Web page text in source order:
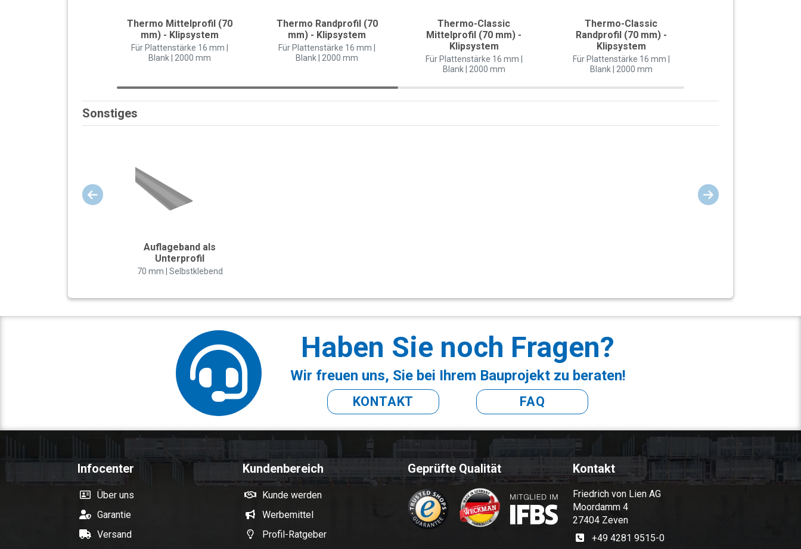
Thermo Mittelprofil (70
mm) - Klipsystem
Für Plattenstärke 16 mm |
Blank | 2000 mm
Thermo Randprofil (70
mm) - Klipsystem
Für Plattenstärke 16 mm |
Blank | 2000 mm
Thermo-Classic
Mittelprofil (70 mm) -
Klipsystem
Für Plattenstärke 16 mm |
Blank | 2000 mm
Thermo-Classic
Randprofil (70 mm) -
Klipsystem
Für Plattenstärke 16 mm |
Blank | 2000 mm
Sonstiges
Auflageband als
Unterprofil
70 mm | Selbstklebend
Haben Sie noch Fragen?
Wir freuen uns, Sie bei Ihrem Bauprojekt zu beraten!
KONTAKT FAQ
Infocenter
Über uns
Garantie
Versand
Kundenbereich
Kunde werden
Werbemittel
Profil-Ratgeber
Geprüfte Qualität Kontakt
Friedrich von Lien AG
Moordamm 4
27404 Zeven
+49 4281 9515-0